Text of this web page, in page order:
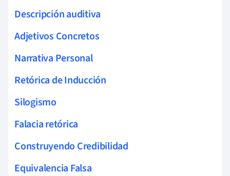
Descripción auditiva
Adjetivos Concretos
Narrativa Personal
Retórica de Inducción
Silogismo
Falacia retórica
Construyendo Credibilidad
Equivalencia Falsa